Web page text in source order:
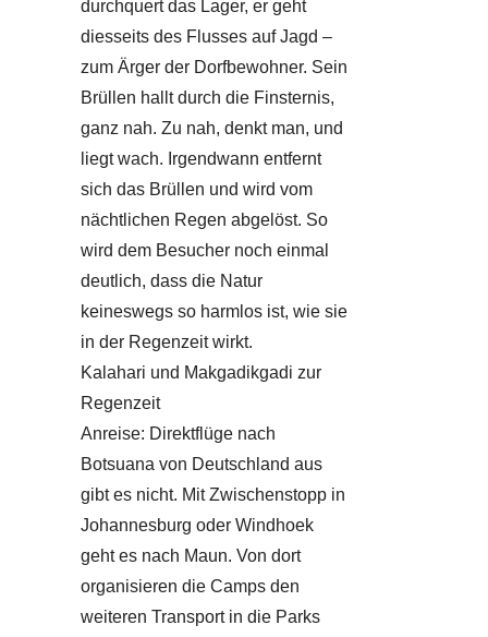
durchquert das Lager, er geht
diesseits des Flusses auf Jagd –
zum Ärger der Dorfbewohner. Sein
Brüllen hallt durch die Finsternis,
ganz nah. Zu nah, denkt man, und
liegt wach. Irgendwann entfernt
sich das Brüllen und wird vom
nächtlichen Regen abgelöst. So
wird dem Besucher noch einmal
deutlich, dass die Natur
keineswegs so harmlos ist, wie sie
in der Regenzeit wirkt.
Kalahari und Makgadikgadi zur
Regenzeit
Anreise: Direktflüge nach
Botsuana von Deutschland aus
gibt es nicht. Mit Zwischenstopp in
Johannesburg oder Windhoek
geht es nach Maun. Von dort
organisieren die Camps den
weiteren Transport in die Parks